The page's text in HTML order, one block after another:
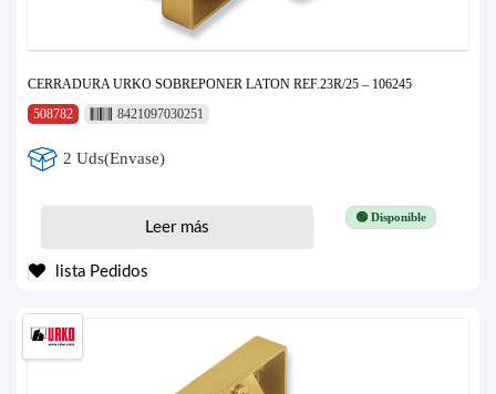
CERRADURA URKO SOBREPONER LATON REF.23R/25 – 106245
508782
8421097030251
2 Uds(Envase)
🟢 Disponible
Leer más
lista Pedidos